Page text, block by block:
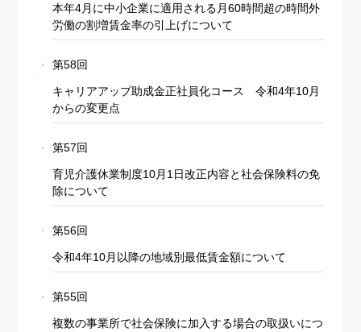
本年4月に中小企業に適用される月60時間超の時間外
労働の割増賃金率の引上げについて
第58回
キャリアアップ助成金正社員化コース 令和4年10月
からの変更点
第57回
育児介護休業制度10月1日改正内容と社会保険料の免
除について
第56回
令和4年10月以降の地域別最低賃金額について
第55回
複数の事業所で社会保険に加入する場合の取扱いにつ